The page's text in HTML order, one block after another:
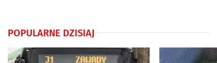
POPULARNE DZISIAJ